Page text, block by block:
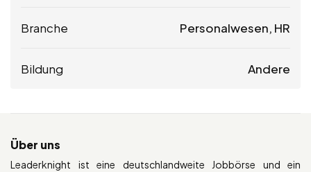
Branche Personalwesen, HR
Bildung Andere
Über uns
Leaderknight ist eine deutschlandweite Jobbörse und ein